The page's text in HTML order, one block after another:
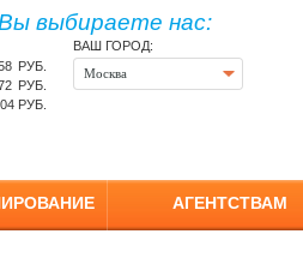
выбираете нас:
РУБ.
РУБ.
РУБ.
ВАШ ГОРОД:
Москва
АГЕНТСТВАМ